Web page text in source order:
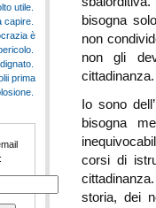
utile.
capire.
è
prima
bisogna
non
non gli
cittadinanza.
Io sono
bisogna
corsi di
storia, dei